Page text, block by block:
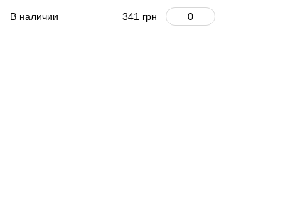
В наличии 341 грн